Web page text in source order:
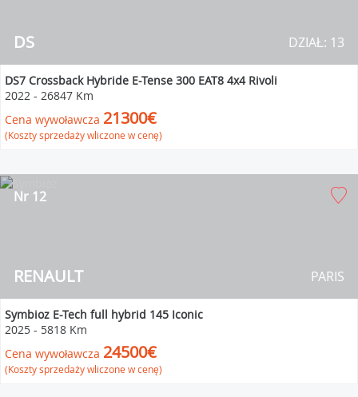
DS DZIAŁ: 13
DS7 Crossback Hybride E-Tense 300 EAT8 4x4 Rivoli
2022 - 26847 Km
Cena wywoławcza 21300€
(Koszty sprzedaży wliczone w cenę)
RENAULT
Nr 12
PARIS
Symbioz E-Tech full hybrid 145 Iconic
2025 - 5818 Km
Cena wywoławcza 24500€
(Koszty sprzedaży wliczone w cenę)